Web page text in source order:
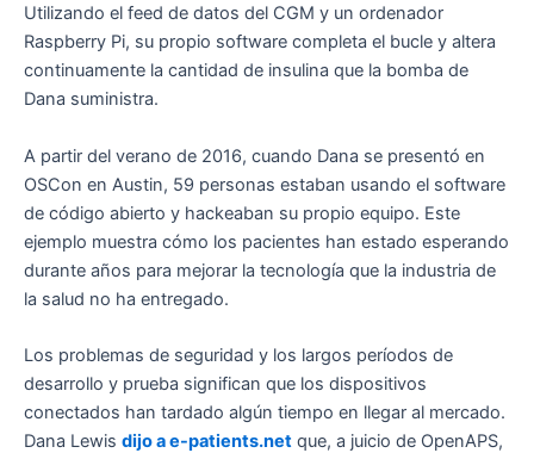
Utilizando el feed de datos del CGM y un ordenador
Raspberry Pi, su propio software completa el bucle y altera
continuamente la cantidad de insulina que la bomba de
Dana suministra.
A partir del verano de 2016, cuando Dana se presentó en
OSCon en Austin, 59 personas estaban usando el software
de código abierto y hackeaban su propio equipo. Este
ejemplo muestra cómo los pacientes han estado esperando
durante años para mejorar la tecnología que la industria de
la salud no ha entregado.
Los problemas de seguridad y los largos períodos de
desarrollo y prueba significan que los dispositivos
conectados han tardado algún tiempo en llegar al mercado.
Dana Lewis dijo a e-patients.net que, a juicio de OpenAPS,